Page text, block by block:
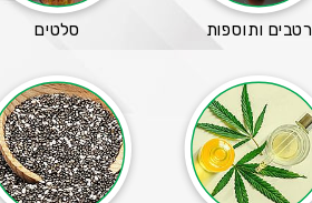
רטבים ותוספות סלטים